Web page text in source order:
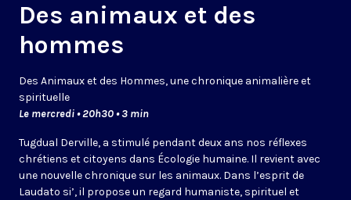
Des animaux et des
hommes
Des Animaux et des Hommes, une chronique animalière et
spirituelle
Le mercredi • 20h30 • 3 min
Tugdual Derville, a stimulé pendant deux ans nos réflexes
chrétiens et citoyens dans Écologie humaine. Il revient avec
une nouvelle chronique sur les animaux. Dans l’esprit de
Laudato si’, il propose un regard humaniste, spirituel et